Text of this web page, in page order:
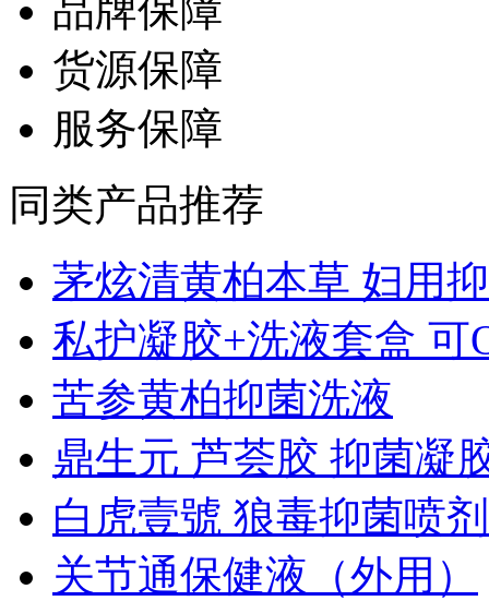
品牌保障
货源保障
服务保障
同类产品推荐
茅炫清黄柏本草 妇用
私护凝胶+洗液套盒 可
苦参黄柏抑菌洗液
鼎生元 芦荟胶 抑菌凝
白虎壹號 狼毒抑菌喷剂
关节通保健液（外用）